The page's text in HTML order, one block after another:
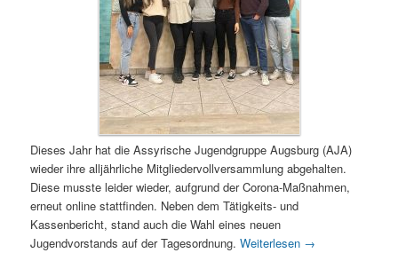
Dieses Jahr hat die Assyrische Jugendgruppe Augsburg (AJA)
wieder ihre alljährliche Mitgliedervollversammlung abgehalten.
Diese musste leider wieder, aufgrund der Corona-Maßnahmen,
erneut online stattfinden. Neben dem Tätigkeits- und
Kassenbericht, stand auch die Wahl eines neuen
Jugendvorstands auf der Tagesordnung.Weiterlesen →